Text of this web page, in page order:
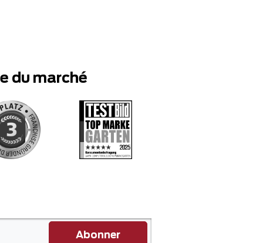
du marché
Abonner